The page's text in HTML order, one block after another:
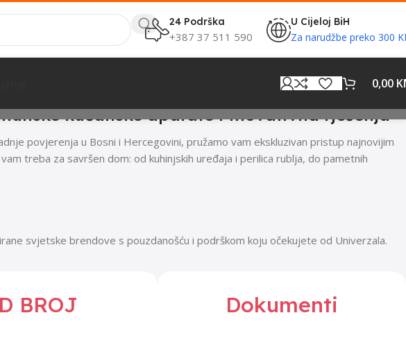
24 Podrška
+387 37 511 590
U Cijeloj BiH
Za narudžbe preko 300
0,00
kućanske aparate i inovativna rješenja
povjerenja u Bosni i Hercegovini, pružamo vam ekskluzivan pristup najnovijim
treba za savršen dom: od kuhinjskih uređaja i perilica rublja, do pametnih
svjetske brendove s pouzdanošću i podrškom koju očekujete od Univerzala.
BROJ Dokumenti